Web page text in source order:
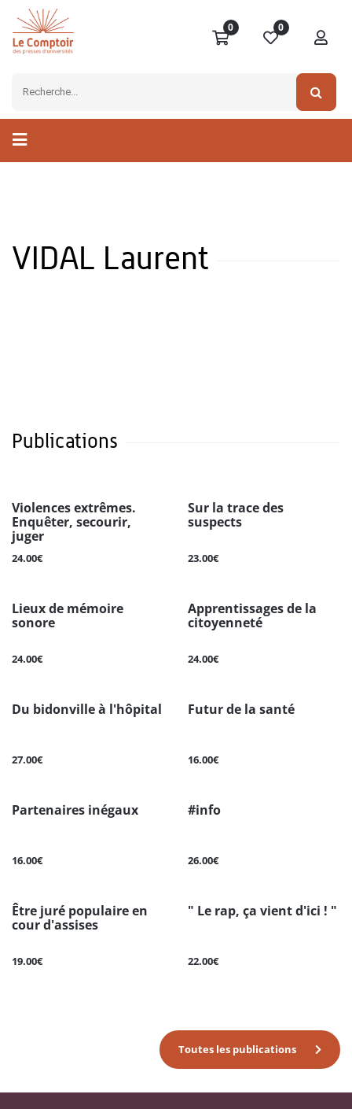
0 0
VIDAL Laurent
Publications
Violences extrêmes.
Enquêter, secourir,
juger
24.00€
Sur la trace des
suspects
23.00€
Lieux de mémoire
sonore
24.00€
Apprentissages de la
citoyenneté
24.00€
Du bidonville à l'hôpital
27.00€
Futur de la santé
16.00€
Partenaires inégaux
16.00€
#info
26.00€
Être juré populaire en
cour d'assises
19.00€
" Le rap, ça vient d'ici ! "
22.00€
Toutes les publications